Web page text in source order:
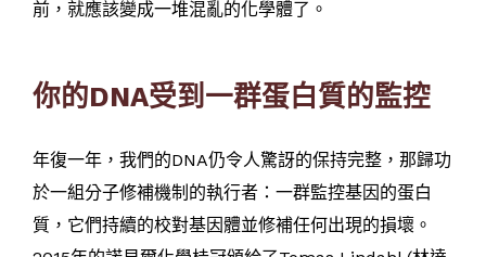
前，就應該變成一堆混亂的化學體了。
你的DNA受到一群蛋白質的監控
年復一年，我們的DNA仍令人驚訝的保持完整，那歸功
於一組分子修補機制的執行者：一群監控基因的蛋白
質，它們持續的校對基因體並修補任何出現的損壞。